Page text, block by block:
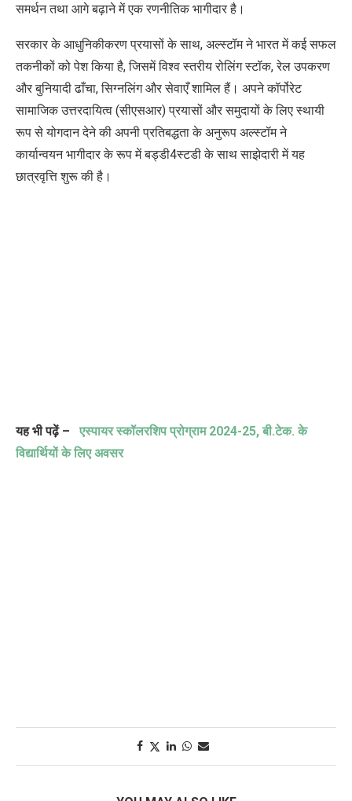
समर्थन तथा आगे बढ़ाने में एक रणनीतिक भागीदार है।
सरकार के आधुनिकीकरण प्रयासों के साथ, अल्स्टॉम ने भारत में कई सफल
तकनीकों को पेश किया है,जिसमें विश्व स्तरीय रोलिंग स्टॉक,रेल उपकरण
और बुनियादी ढाँचा,सिग्नलिंग और सेवाएँ शामिल हैं। अपने कॉर्पोरेट
सामाजिक उत्तरदायित्व (सीएसआर) प्रयासों और समुदायों के लिए स्थायी
रूप से योगदान देने की अपनी प्रतिबद्धता के अनुरूप अल्स्टॉम ने
कार्यान्वयन भागीदार के रूप में बड्डी4स्टडी के साथ साझेदारी में यह
छात्रवृत्ति शुरू की है।
यह भी पढ़ें – एस्पायर स्कॉलरशिप प्रोग्राम 2024-25, बी.टेक. के
विद्यार्थियों के लिए अवसर